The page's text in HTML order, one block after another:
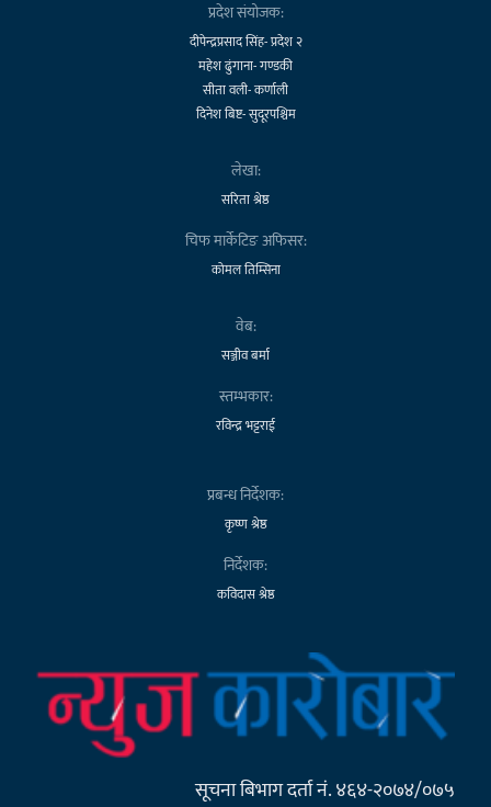
प्रदेश संयोजक:
दीपेन्द्रप्रसाद सिंह- प्रदेश २
महेश ढुंगाना- गण्डकी
सीता वली- कर्णाली
दिनेश बिष्ट- सुदूरपश्चिम
लेखा:
सरिता श्रेष्ठ
चिफ मार्केटिङ अफिसर:
कोमल तिम्सिना
वेब:
सञ्जीव बर्मा
स्तम्भकार:
रविन्द्र भट्टराई
प्रबन्ध निर्देशक:
कृष्ण श्रेष्ठ
निर्देशक:
कविदास श्रेष्ठ
सूचना बिभाग दर्ता नं. ४६४-२०७४/०७५